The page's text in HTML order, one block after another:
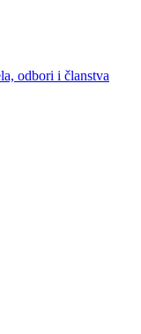
odbori i članstva